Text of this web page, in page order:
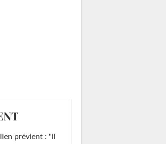
prévient : "il